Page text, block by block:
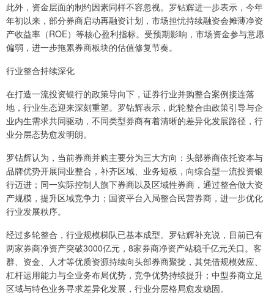
此外，资金层面的制约因素同样不容忽视。罗钻辉进一步表示，今年
年初以来，部分券商启动再融资计划，市场担忧持续融资会摊薄净资
产收益率（ROE）等核心盈利指标。受预期影响，市场资金参与意愿
偏弱，进一步拖累券商板块的估值修复节奏。
行业整合持续深化
在打造一流投资银行的政策导向下，证券行业并购整合案例接连落
地，行业生态迎来深刻重塑。罗钻辉表示，此轮整合由政策引导与企
业内生需求共同驱动，不同类型券商有着清晰的差异化发展路径，行
业分层态势愈发明朗。
罗钻辉认为，当前券商并购主要分为三大方向：头部券商依托资本与
品牌优势开展同业整合，补齐区域、业务短板，向综合型一流投资银
行迈进；同一实际控制人旗下券商以及区域性券商，通过整合做大资
产规模，提升区域竞争力；国资平台入局整合民营券商，进一步优化
行业发展秩序。
经过多轮整合，行业规模梯队已基本成型。罗钻辉补充说，目前已有
两家券商净资产突破3000亿元，8家券商净资产站稳千亿元关口。客
群、资金、人才等优质资源持续向头部券商聚拢，其凭借规模效应、
杠杆运用能力与全业务布局优势，竞争优势持续提升；中型券商立足
区域与特色业务寻求差异化发展，行业分层格局愈发稳固。